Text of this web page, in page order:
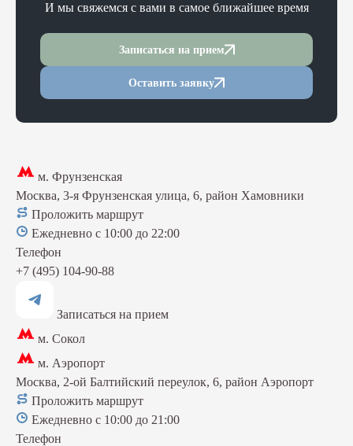
И мы свяжемся с вами в самое ближайшее время
Записаться на прием
Оставить заявку
м. Фрунзенская
Москва, 3-я Фрунзенская улица, 6, район Хамовники
Проложить маршрут
Ежедневно с 10:00 до 22:00
Телефон
+7 (495) 104-90-88
Записаться на прием
м. Сокол
м. Аэропорт
Москва, 2-ой Балтийский переулок, 6, район Аэропорт
Проложить маршрут
Ежедневно с 10:00 до 21:00
Телефон